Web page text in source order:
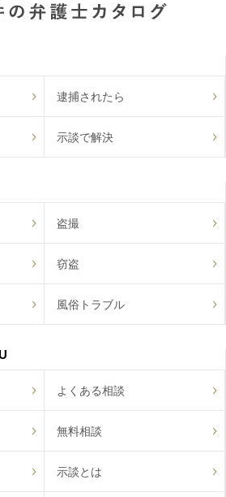
逮捕されたら
示談で解決
盗撮
窃盗
風俗トラブル
よくある相談
無料相談
示談とは